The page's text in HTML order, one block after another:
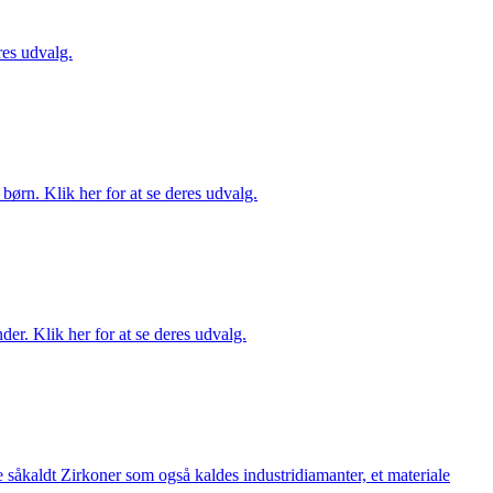
udvalg.
Klik her for at se deres udvalg.
Klik her for at se deres udvalg.
Zirkoner som også kaldes industridiamanter, et materiale